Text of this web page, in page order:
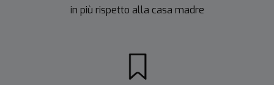
in più rispetto alla casa madre